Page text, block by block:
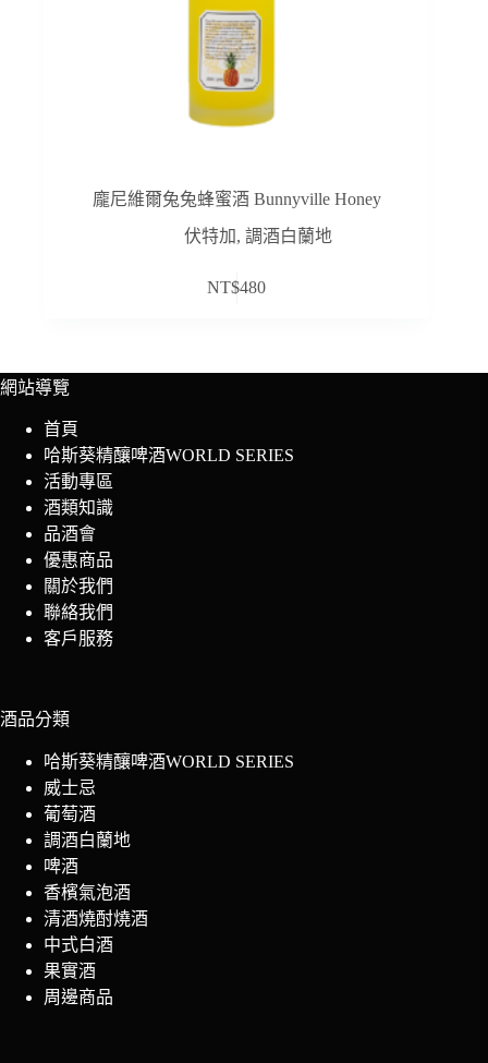
龐尼維爾兔兔蜂蜜酒 Bunnyville Honey
伏特加,調酒白蘭地
NT$480
網站導覽
首頁
哈斯葵精釀啤酒WORLD SERIES
活動專區
酒類知識
品酒會
優惠商品
關於我們
聯絡我們
客戶服務
酒品分類
哈斯葵精釀啤酒WORLD SERIES
威士忌
葡萄酒
調酒白蘭地
啤酒
香檳氣泡酒
清酒燒酎燒酒
中式白酒
果實酒
周邊商品